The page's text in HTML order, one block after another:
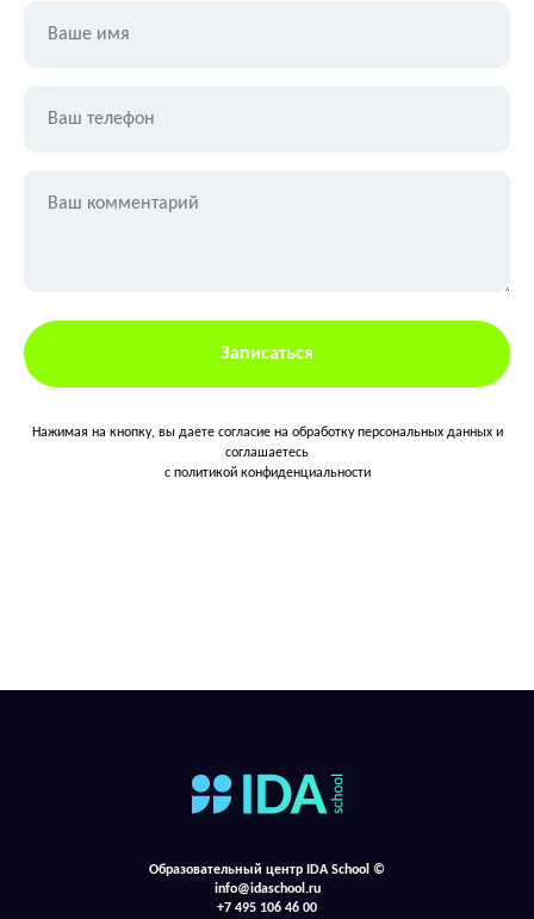
Ваше имя
Ваш телефон
Ваш комментарий
Записаться
Нажимая на кнопку, вы даете согласие на обработку персональных данных и
соглашаетесь
c политикой конфиденциальности
Образовательный центр IDA School ©
info@idaschool.ru
+7 495 106 46 00